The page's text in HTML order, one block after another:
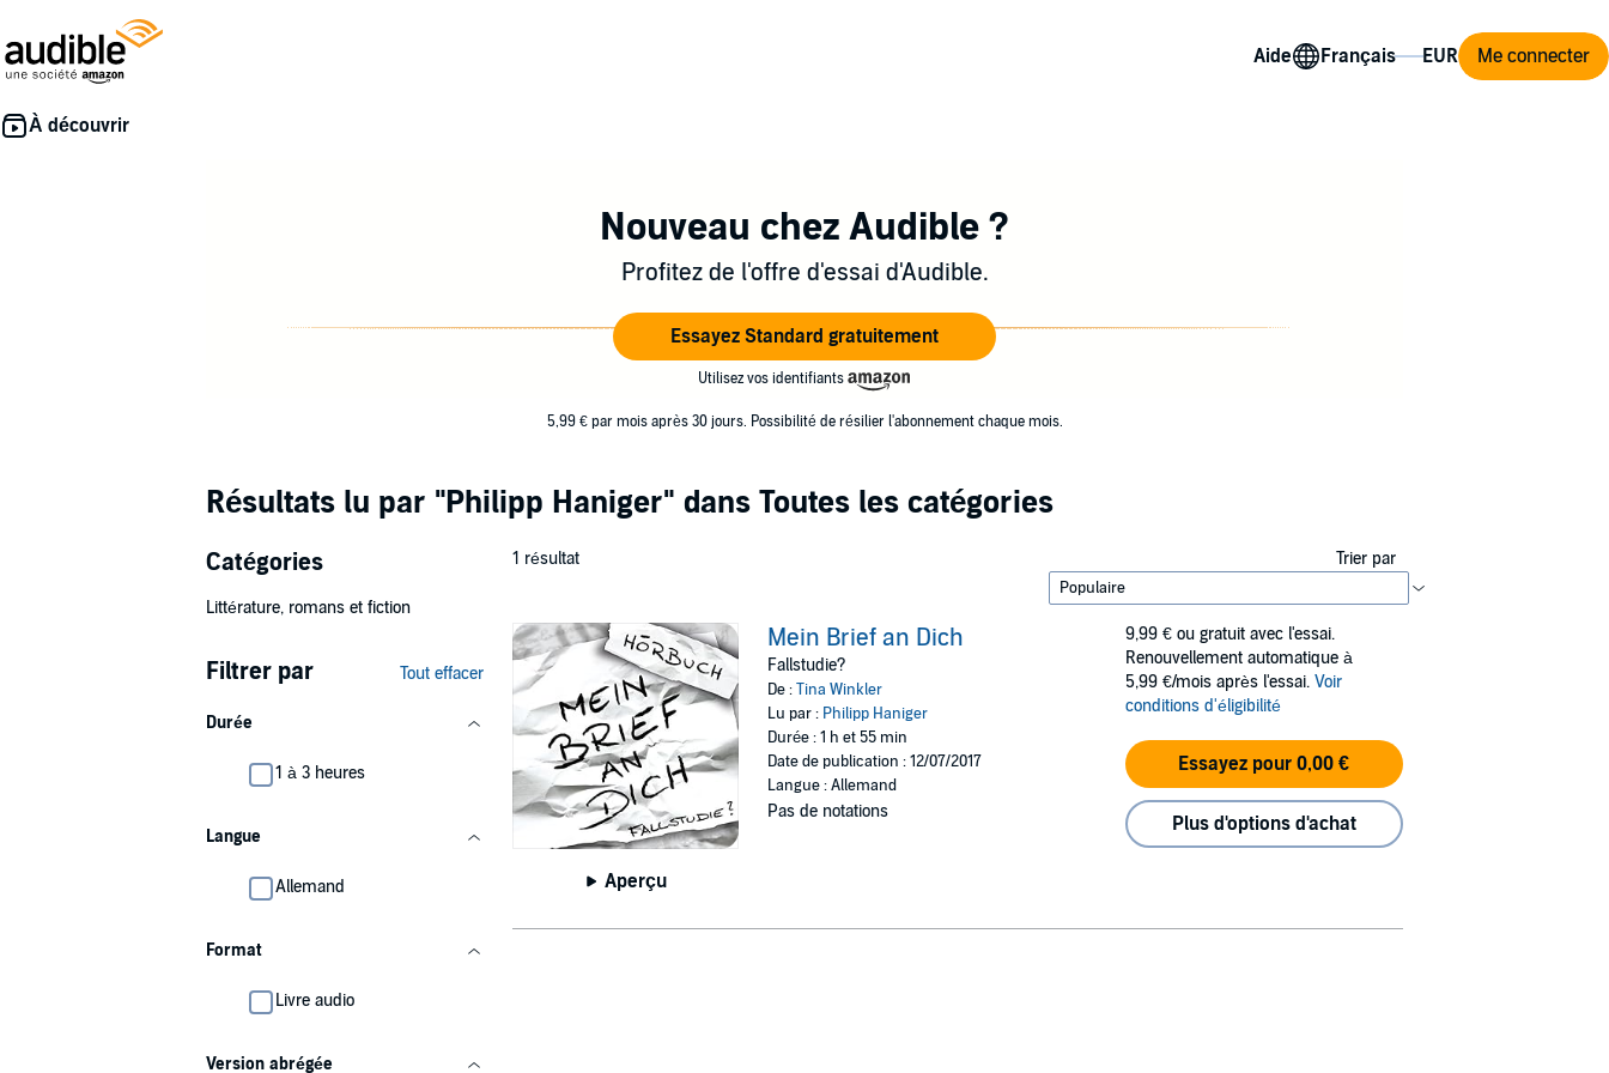
Aide Me connecter
Nouveau chez Audible ?
Profitez de l'offre d'essai d'Audible.
Essayez Standard gratuitement
Utilisez vos identifiants
5,99 € par mois après 30 jours. Possibilité de résilier l'abonnement chaque mois.
Résultats lu par "Philipp Haniger" dans Toutes les catégories
Catégories
Littérature, romans et fiction
Filtrer par Tout effacer
Durée
1 à 3 heures
Langue
Allemand
Format
Livre audio
Version abrégée
1 résultat Trier par
Aperçu
Mein Brief an Dich
Fallstudie?
De :Tina Winkler
Lu par : Philipp Haniger
Durée : 1 h et 55 min
Date de publication : 12/07/2017
Langue : Allemand
Pas de notations
9,99 € ou gratuit avec l'essai.
Renouvellement automatique à
5,99 €/mois après l'essai. Voir
conditions d'éligibilité
Essayez pour 0,00 €
Plus d'options d'achat